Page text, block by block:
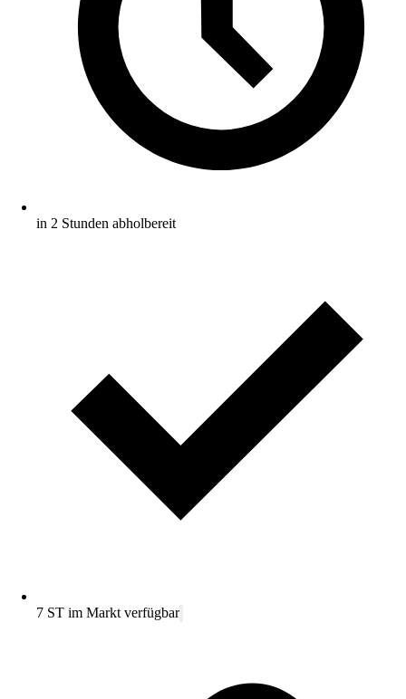
in 2 Stunden abholbereit
7 ST im Markt verfügbar